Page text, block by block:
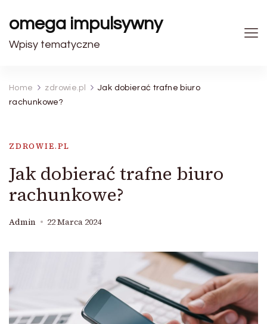
omega impulsywny
Wpisy tematyczne
Home zdrowie.pl
Jak dobierać trafne biuro
rachunkowe?
ZDROWIE.PL
Jak dobierać trafne biuro
rachunkowe?
Admin 22 Marca 2024